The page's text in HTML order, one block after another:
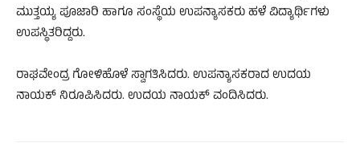
ಮುತ್ತಯ್ಯ ಪೂಜಾರಿ ಹಾಗೂ ಸಂಸ್ಥೆಯ ಉಪನ್ಯಾಸಕರು ಹಳೆ ವಿದ್ಯಾರ್ಥಿಗಳು
ಉಪಸ್ಥಿತರಿದ್ದರು.
ರಾಘವೇಂದ್ರ ಗೋಳಿಹೊಳೆ ಸ್ವಾಗತಿಸಿದರು. ಉಪನ್ಯಾಸಕರಾದ ಉದಯ
ನಾಯಕ್ ನಿರೂಪಿಸಿದರು. ಉದಯ ನಾಯಕ್ ವಂದಿಸಿದರು.